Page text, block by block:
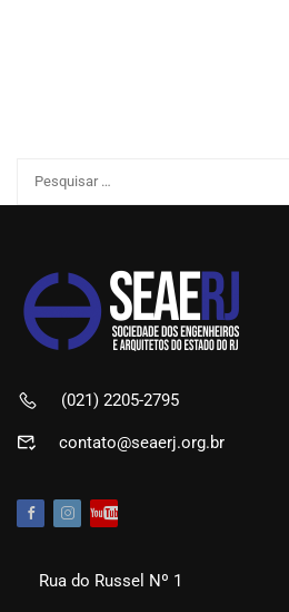
(021) 2205-2795
contato@seaerj.org.br
Rua do Russel Nº 1